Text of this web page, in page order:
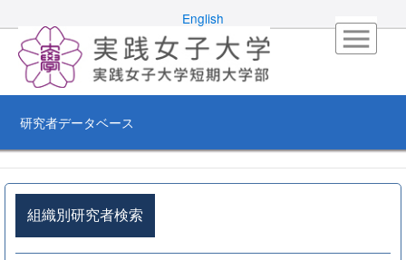
English
研究者データベース
組織別研究者検索